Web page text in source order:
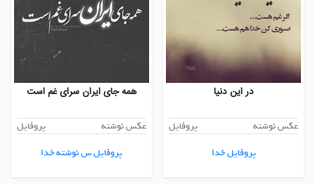
در این دنیا
عکس نوشته
پروفایل
پروفایل خدا
همه جای ایران سرای غم است
عکس نوشته
پروفایل
پروفایل س نوشته خدا